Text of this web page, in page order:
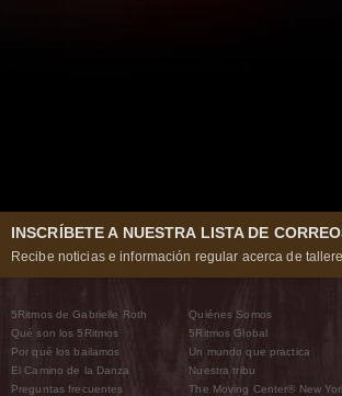
INSCRÍBETE A NUESTRA LISTA DE
Recibe noticias e información regular acerca de
5Ritmos de Gabrielle Roth
Qué son los 5Ritmos
Por qué los bailamos
El Camino de la Danza
Preguntas frecuentes
Quiénes Somos
5Ritmos Global
Un mundo que practica
Nuestra tribu
The Moving Center® New